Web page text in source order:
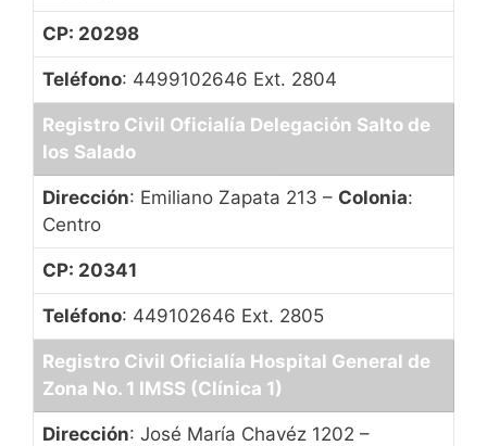
CP: 20298
Teléfono: 4499102646 Ext. 2804
Registro Civil Oficialía Delegación Salto de
los Salado
Dirección: Emiliano Zapata 213 – Colonia:
Centro
CP: 20341
Teléfono: 449102646 Ext. 2805
Registro Civil Oficialía Hospital General de
Zona No. 1 IMSS (Clínica 1)
Dirección: José María Chavéz 1202 –